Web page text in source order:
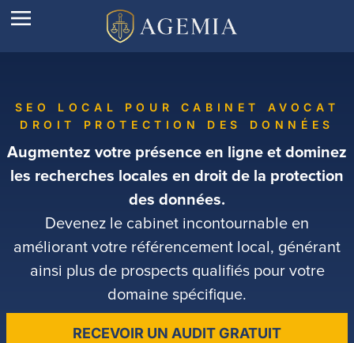
SEO LOCAL POUR CABINET AVOCAT
DROIT PROTECTION DES DONNÉES
Augmentez votre présence en ligne et dominez
les recherches locales en droit de la protection
des données.
Devenez le cabinet incontournable en
améliorant votre référencement local, générant
ainsi plus de prospects qualifiés pour votre
domaine spécifique.
RECEVOIR UN AUDIT GRATUIT